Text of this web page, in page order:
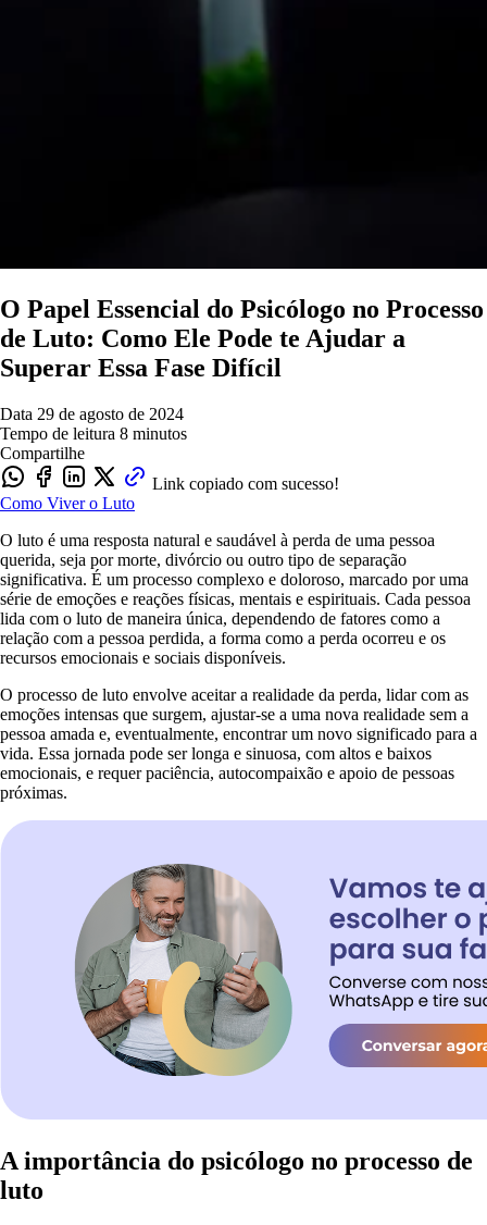
O Papel Essencial do Psicólogo no Processo
de Luto: Como Ele Pode te Ajudar a
Superar Essa Fase Difícil
Data 29 de agosto de 2024
Tempo de leitura 8 minutos
Compartilhe
Link copiado com sucesso!
Como Viver o Luto
O luto é uma resposta natural e saudável à perda de uma pessoa
querida, seja por morte, divórcio ou outro tipo de separação
significativa. É um processo complexo e doloroso, marcado por uma
série de emoções e reações físicas, mentais e espirituais. Cada pessoa
lida com o luto de maneira única, dependendo de fatores como a
relação com a pessoa perdida, a forma como a perda ocorreu e os
recursos emocionais e sociais disponíveis.
O processo de luto envolve aceitar a realidade da perda, lidar com as
emoções intensas que surgem, ajustar-se a uma nova realidade sem a
pessoa amada e, eventualmente, encontrar um novo significado para a
vida. Essa jornada pode ser longa e sinuosa, com altos e baixos
emocionais, e requer paciência, autocompaixão e apoio de pessoas
próximas.
A importância do psicólogo no processo de
luto